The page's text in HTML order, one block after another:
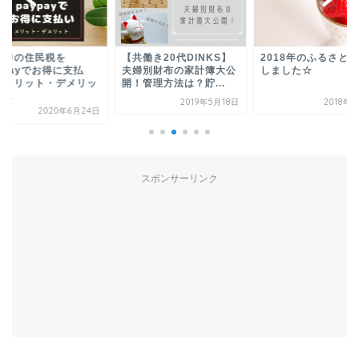
中の住民税を
でお得に支払
メリット・デメリッ
...
2020年6月24日
【共働き20代DINKS】
夫婦別財布の家計簿大公
開！管理方法は？貯...
2019年5月18日
2018年のふるさと
しました☆
2018年8
スポンサーリンク